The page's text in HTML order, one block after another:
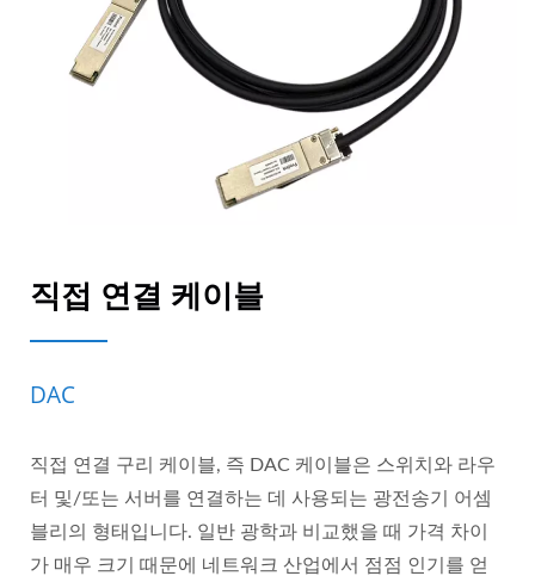
직접 연결 케이블
DAC
직접 연결 구리 케이블, 즉 DAC 케이블은 스위치와 라우
터 및/또는 서버를 연결하는 데 사용되는 광전송기 어셈
블리의 형태입니다. 일반 광학과 비교했을 때 가격 차이
가 매우 크기 때문에 네트워크 산업에서 점점 인기를 얻